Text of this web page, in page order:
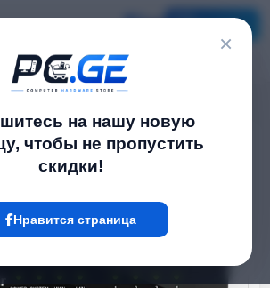
×
на нашу новую
чтобы не пропустить
скидки!
Нравится страница